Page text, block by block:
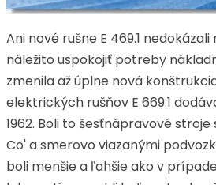
Ani nové rušne E 469.1
náležito uspokojiť potreby
zmenila až úplne nová
elektrických rušňov E 669.1
1962. Boli to šesťnápravové
Co' a smerovo viazanými
boli menšie a ľahšie ako v